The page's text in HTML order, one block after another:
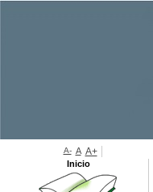
A- A A+
Inicio